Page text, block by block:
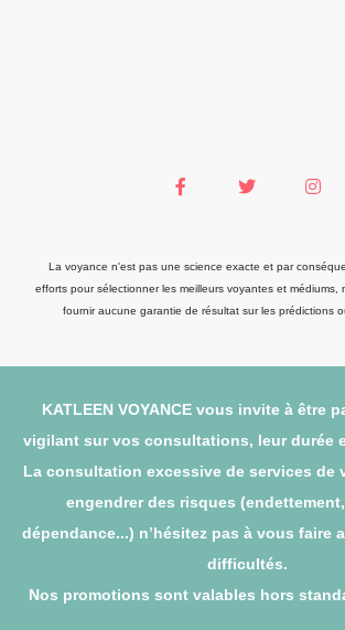
La voyance n'est pas une science exacte et par
efforts pour sélectionner les meilleurs voyantes et médiums,
fournir aucune garantie de résultat sur les prédictions
KATLEEN VOYANCE vous invite à être
vigilant sur vos consultations, leur durée
La consultation excessive de services de
engendrer des risques
dépendance...) n’hésitez pas à vous faire
difficultés.
Nos promotions sont valables hors